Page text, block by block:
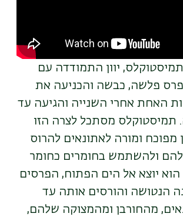
יוון התמודדה עם
פרס פלשה, כבשה והכניעה את
האחת אחרי השנייה והגיעה עד
תמיסטוקלס מסתכל לצרה הזו
מפוכח ומורה לאתונאים להרוס
ולהשתמש בחומרים כחומר
הוא יוצא אל הים הפתוח, הפרסים
הנטושה והורסים אותה עד
מהחורבן ומהמצוקה שלהם,